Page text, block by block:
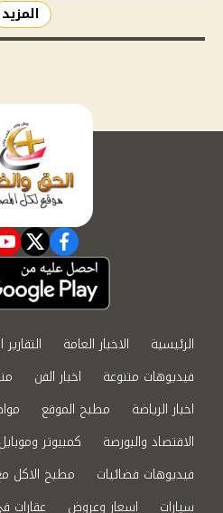
المزيد
facebook
الرئيسية الاخبار العامة
فيديوهات متنوعة
اخبار الفن
اخبار الرياضة
مطبخ الموقع
الاقتصاد والبورصة
كمبيوتر وموبايل
فيديوهات فضائيات
مطبخ الاكل
سيارات
اسعار وعروض عقارات